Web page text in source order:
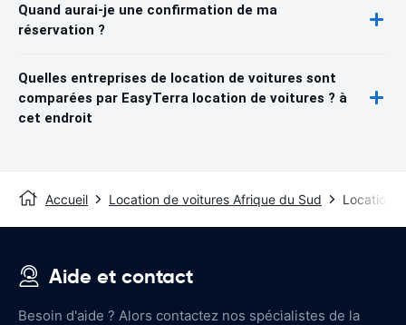
Quand aurai-je une confirmation de ma
réservation ?
Quelles entreprises de location de voitures sont
comparées par EasyTerra location de voitures ? à
cet endroit
Accueil Location de voitures Afrique du Sud Location
Aide et contact
Besoin d'aide ? Alors contactez nos spécialistes de la